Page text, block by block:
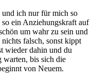
und ich nur für mich so
ein Anziehungskraft auf
um wahr zu sein und
falsch, sonst kippt
wieder dahin und du
warten, bis sich die
von Neuem.